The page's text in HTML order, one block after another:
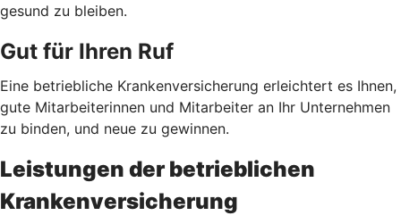
gesund zu bleiben.
Gut für Ihren Ruf
Eine betriebliche Krankenversicherung erleichtert es Ihnen,
gute Mitarbeiterinnen und Mitarbeiter an Ihr Unternehmen
zu binden, und neue zu gewinnen.
Leistungen der betrieblichen
Krankenversicherung